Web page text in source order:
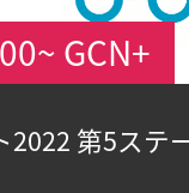
GCN+
2022 第5ステ